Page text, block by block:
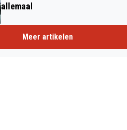
allemaal
Meer artikelen